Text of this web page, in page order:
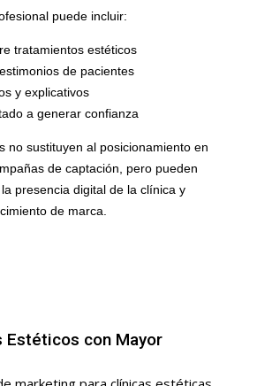
puede incluir:
tratamientos estéticos
de pacientes
y explicativos
a generar confianza
no sustituyen al posicionamiento en
de captación, pero pueden
presencia digital de la clínica y
de marca.
Estéticos con Mayor